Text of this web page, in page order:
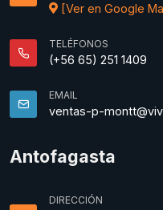
[Ver en Google
TELÉFONOS
(+56 65) 251 1409
EMAIL
ventas-p-
Antofagasta
DIRECCIÓN